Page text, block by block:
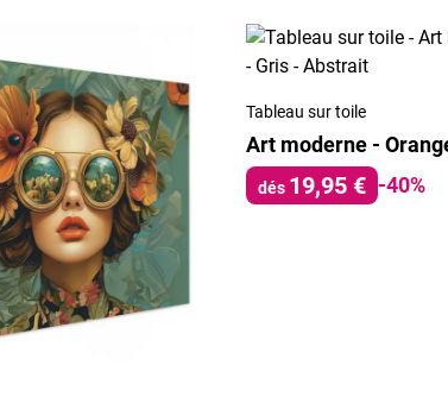
Tableau sur toile
dés 19,95 € -40%